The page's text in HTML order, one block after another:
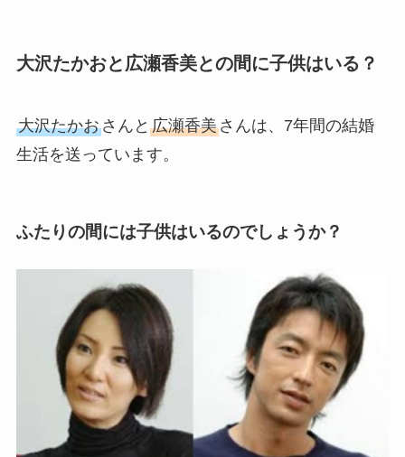
大沢たかおと広瀬香美との間に子供はいる？
大沢たかおさんと 広瀬香美さんは、7年間の結婚
生活を送っています。
ふたりの間には子供はいるのでしょうか？